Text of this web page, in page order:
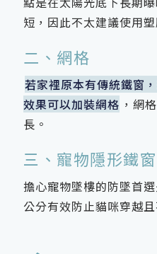
短，因此不太建議使用
二、網格
若家裡原本有傳統鐵窗
效果可以加裝網格 ，網
長。
三、寵物隱形鐵窗
擔心寵物墜樓的防墜首
公分有效防止貓咪穿越